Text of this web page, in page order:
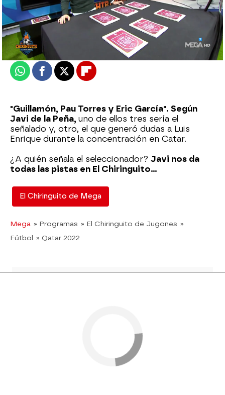
El Chiringuito
Actualizado:
15 de diciembre de 2022, 06:00
Publicado: 15 de diciembre de 2022, 02:35
WhatsappFacebook
X Flipboard
"Guillamón, Pau Torres y Eric García". Según
Javi de la Peña, uno de ellos tres sería el
señalado y, otro, el que generó dudas a Luis
Enrique durante la concentración en Catar.
¿A quién señala el seleccionador? Javi nos da
todas las pistas en El Chiringuito...
El Chiringuito de Mega
Mega » Programas » El Chiringuito de Jugones »
Fútbol » Qatar 2022